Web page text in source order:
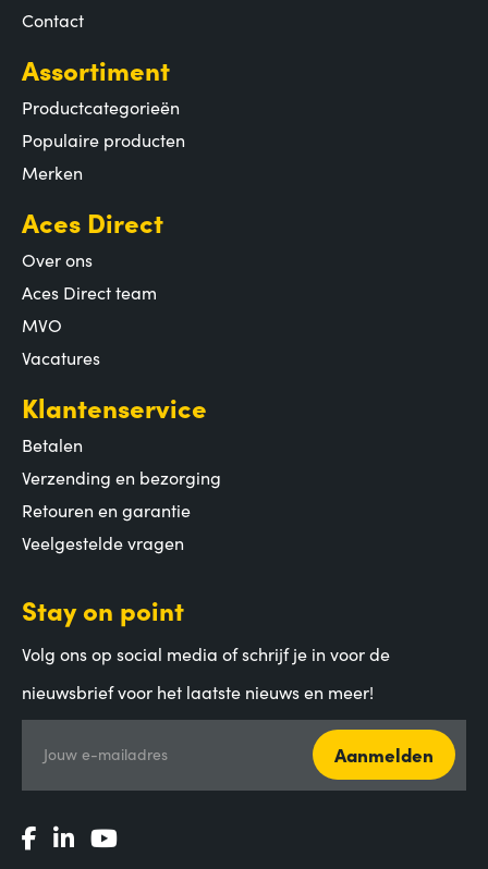
Contact
Assortiment
Productcategorieën
Populaire producten
Merken
Aces Direct
Over ons
Aces Direct team
MVO
Vacatures
Klantenservice
Betalen
Verzending en bezorging
Retouren en garantie
Veelgestelde vragen
Stay on point
Volg ons op social media of schrijf je in voor de
nieuwsbrief voor het laatste nieuws en meer!
Jouw e-mailadres Aanmelden